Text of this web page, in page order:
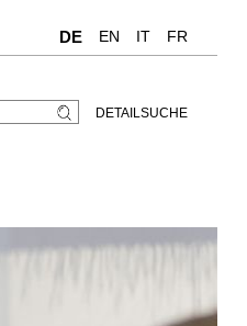
DE EN IT FR
DETAILSUCHE